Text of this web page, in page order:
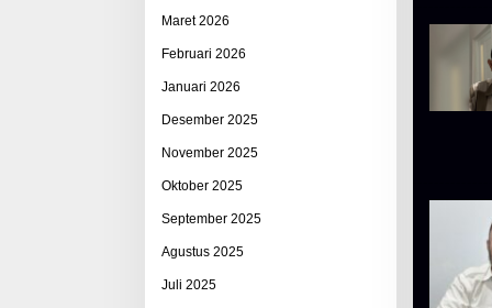
Maret 2026
Februari 2026
Januari 2026
Desember 2025
November 2025
Oktober 2025
September 2025
Agustus 2025
Juli 2025